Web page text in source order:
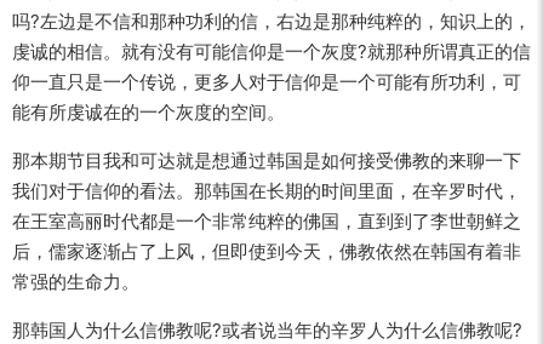
吗?左边是不信和那种功利的信，右边是那种纯粹的，知识上的，
虔诚的相信。就有没有可能信仰是一个灰度?就那种所谓真正的信
仰一直只是一个传说，更多人对于信仰是一个可能有所功利，可
能有所虔诚在的一个灰度的空间。
那本期节目我和可达就是想通过韩国是如何接受佛教的来聊一下
我们对于信仰的看法。那韩国在长期的时间里面，在辛罗时代，
在王室高丽时代都是一个非常纯粹的佛国，直到到了李世朝鲜之
后，儒家逐渐占了上风，但即使到今天，佛教依然在韩国有着非
常强的生命力。
那韩国人为什么信佛教呢?或者说当年的辛罗人为什么信佛教呢?